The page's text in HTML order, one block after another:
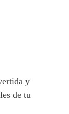
y
de tu